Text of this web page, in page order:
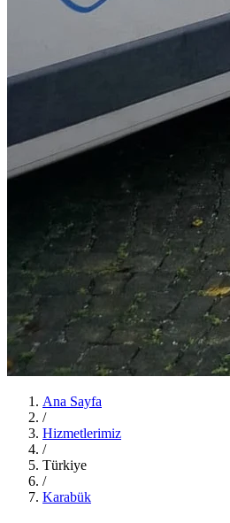
Ana Sayfa
/
Hizmetlerimiz
/
Türkiye
/
Karabük